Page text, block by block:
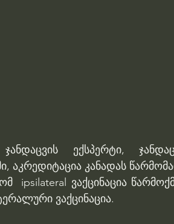
ჯანდაცვის ექსპერტი,
აკრედიტაცია კანადას
ipsilateral ვაქცინაცია
ვაქცინაცია.